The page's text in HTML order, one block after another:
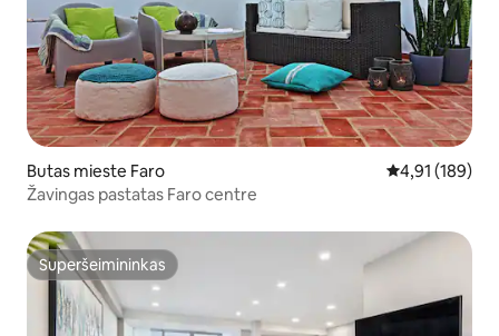
Butas mieste Faro Vidutinis
4,91 (189)
Žavingas pastatas Faro centre
Superšeimininkas
Superšeimininkas